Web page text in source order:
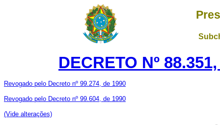
DECRETO Nº
Revogado pelo Decreto nº 99.274, de 1990
Revogado pelo Decreto nº 99.604, de 1990
(Vide alterações)